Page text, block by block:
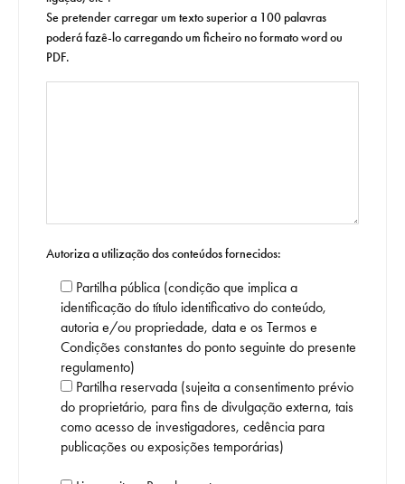
Se pretender carregar um texto superior a 100 palavras
poderá fazê-lo carregando um ficheiro no formato word ou
PDF.
Autoriza a utilização dos conteúdos fornecidos:
Partilha pública (condição que implica a
identificação do título identificativo do conteúdo,
autoria e/ou propriedade, data e os Termos e
Condições constantes do ponto seguinte do presente
regulamento)
Partilha reservada (sujeita a consentimento prévio
do proprietário, para fins de divulgação externa, tais
como acesso de investigadores, cedência para
publicações ou exposições temporárias)